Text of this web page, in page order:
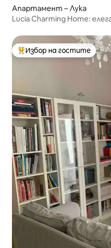
Апартамент – Лука
Lucia Charming Home:
Най-популярен избор на
Избор на гостите